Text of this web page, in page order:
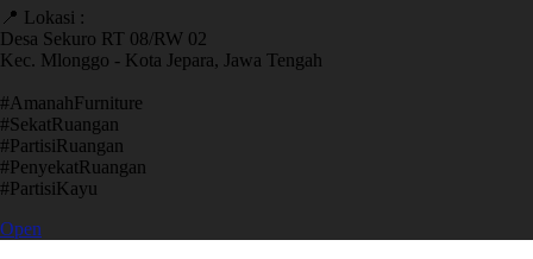
📍 Lokasi :
Desa Sekuro RT 08/RW 02
Kec. Mlonggo - Kota Jepara, Jawa Tengah
​#AmanahFurniture
​#SekatRuangan
​#PartisiRuangan
​#PenyekatRuangan
​#PartisiKayu
Open